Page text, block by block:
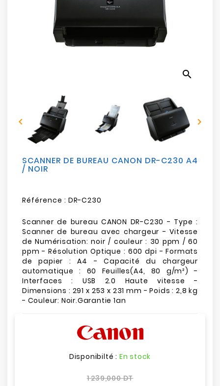
Electroménager
Mobilités
search
 
SCANNER DE BUREAU CANON DR-C230 A4
/ NOIR
Référence : DR-C230
Scanner de bureau CANON DR-C230 - Type :
Scanner de bureau avec chargeur - Vitesse
de Numérisation: noir / couleur : 30 ppm / 60
ppm - Résolution Optique : 600 dpi - Formats
de papier : A4 - Capacité du chargeur
automatique : 60 Feuilles(A4, 80 g/m²) -
Interfaces : USB 2.0 Haute vitesse -
Dimensions : 291 x 253 x 231 mm - Poids : 2,8 kg
- Couleur: Noir.Garantie 1an
Disponibilté : En stock
1 239,000 DT